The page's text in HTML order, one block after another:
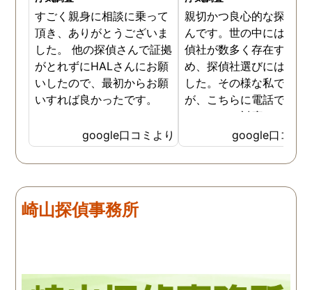
すごく親身に相談に乗って
頂き、ありがとうございま
した。 他の探偵さんで証拠
がとれずにHALさんにお願
いしたので、最初からお願
いすれば良かったです。
google口コミより
親切かつ良心的な探偵社
んです。世の中には詐欺
偵社が数多く存在するた
め、探偵社選びには慎重
した。その様な私でした
が、こちらに電話で相談
たところ、対応された方
探偵のノウハウまで丁寧
教えて下さったのです。
用できると思い、早速お
は、仕事も丁寧で調査内
google口コミ
崎山探偵事務所